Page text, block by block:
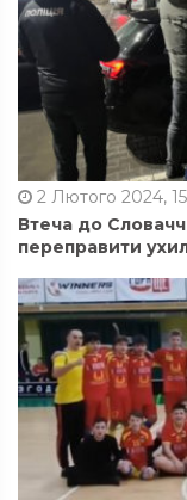
2 Лютого 2024,
Втеча до
переправити